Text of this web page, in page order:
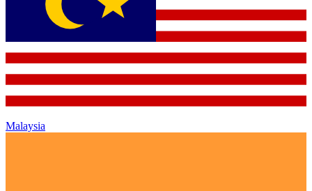
Malaysia